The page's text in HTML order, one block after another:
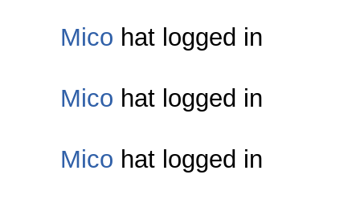
Mico hat logged in
Mico hat logged in
Mico hat logged in